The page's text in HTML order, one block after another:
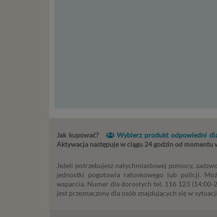
Jak kupować? Wybierz produkt odpowiedni
Aktywacja następuje w ciągu 24 godzin od momentu
Jeżeli potrzebujesz natychmiastowej pomocy,
jednostki pogotowia ratunkowego lub policji.
wsparcia. Numer dla dorosłych tel. 116 123 (14:00-
jest przeznaczony dla osób znajdujących się w
kilka
to